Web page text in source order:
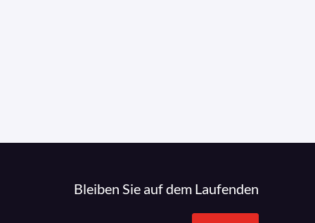
Bleiben Sie auf dem Laufenden